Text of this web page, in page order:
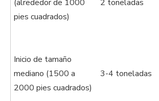
(alrededor de 1000
pies cuadrados)
2 toneladas
Inicio de tamaño
mediano (1500 a
2000 pies cuadrados)
3-4 toneladas